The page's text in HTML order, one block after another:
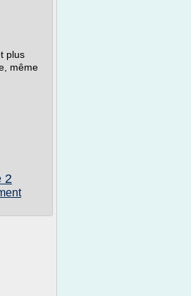
plus
même
2